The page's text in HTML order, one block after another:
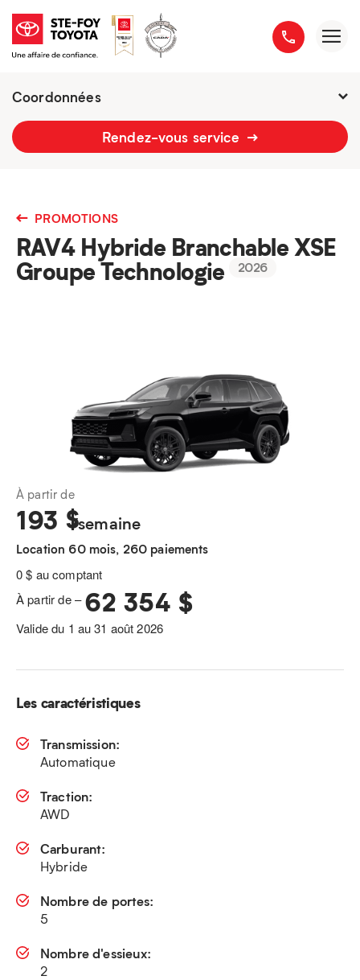
Coordonnées
2777 boulevard du Versant-Nord
Rendez-vous service
PROMOTIONS
RAV4 Hybride Branchable XSE
Groupe Technologie 2026
À partir de
193 $/semaine
Location 60 mois, 260 paiements
0 $ au comptant
À partir de –62 354 $
Valide du 1 au 31 août 2026
Les caractéristiques
Transmission:
Automatique
Traction:
AWD
Carburant:
Hybride
Nombre de portes:
5
Nombre d'essieux:
2